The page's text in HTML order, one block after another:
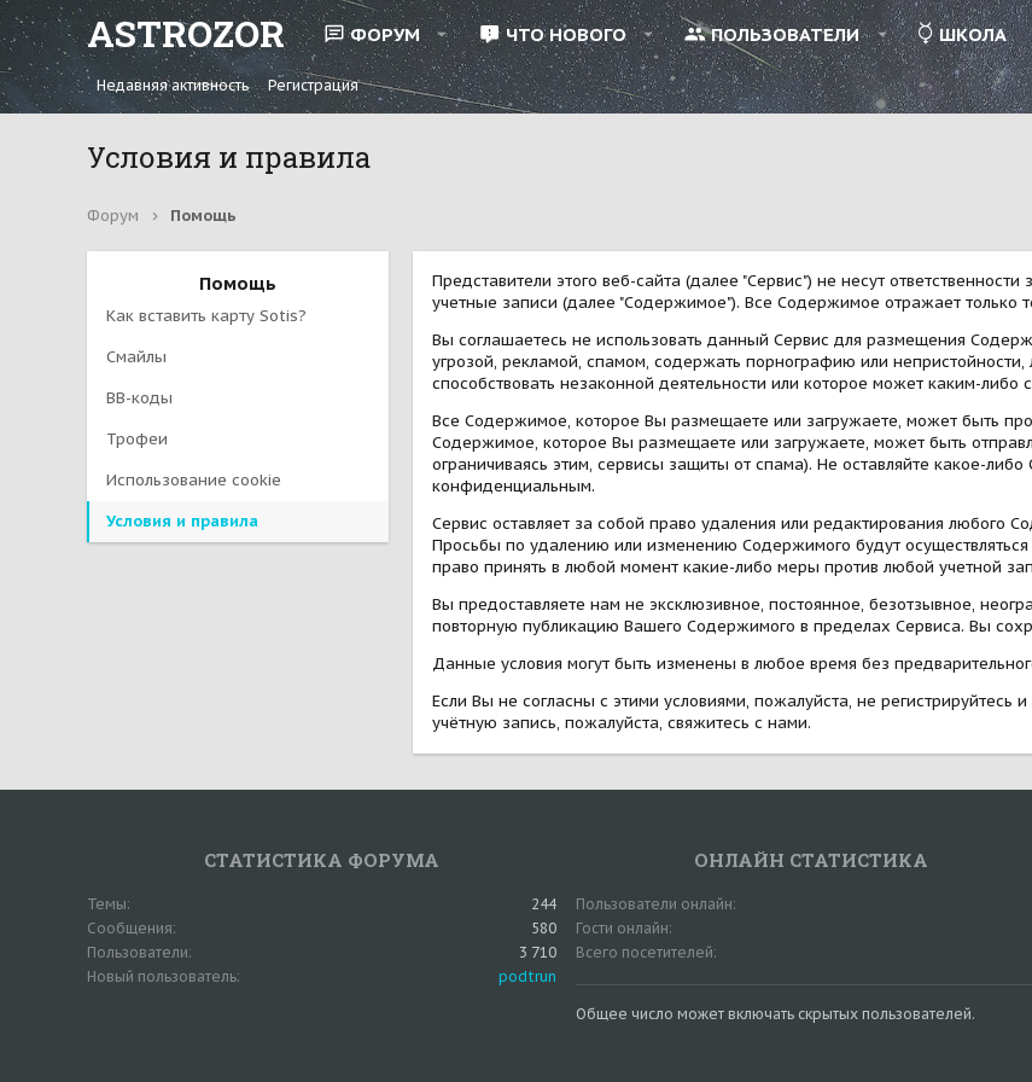
ASTROZOR ФОРУМ ЧТО НОВОГО ПОЛЬЗОВАТЕЛИ ШКОЛА
Недавняя активность Регистрация
Условия и правила
Форум Помощь
Помощь
Как вставить карту Sotis?
Смайлы
BB-коды
Трофеи
Использование cookie
Условия и правила
Представители этого веб-сайта (далее "Сервис") не несут
учетные записи (далее "Содержимое"). Все Содержимое отражает только
Вы соглашаетесь не использовать данный Сервис для размещения
угрозой, рекламой, спамом, содержать порнографию или
способствовать незаконной деятельности или которое может каким-
Все Содержимое, которое Вы размещаете или загружаете, может быть
Содержимое, которое Вы размещаете или загружаете, может быть
ограничиваясь этим, сервисы защиты от спама). Не оставляйте какое-
конфиденциальным.
Сервис оставляет за собой право удаления или редактирования любого
Просьбы по удалению или изменению Содержимого будут осуществляться
право принять в любой момент какие-либо меры против любой учетной
Вы предоставляете нам не эксклюзивное, постоянное, безотзывное,
повторную публикацию Вашего Содержимого в пределах Сервиса. Вы
Данные условия могут быть изменены в любое время без
Если Вы не согласны с этими условиями, пожалуйста, не регистрируйтесь
учётную запись, пожалуйста, свяжитесь с нами.
СТАТИСТИКА ФОРУМА
Темы
244
Сообщения
580
Пользователи
3 710
Новый пользователь
podtrun
ОНЛАЙН СТАТИСТИКА
Пользователи онлайн
Гости онлайн
Всего посетителей
Общее число может включать скрытых пользователей.